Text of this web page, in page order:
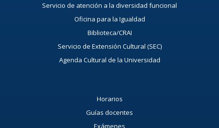
Servicio de atención a la diversidad funcional
Oficina para la Igualdad
Biblioteca/CRAI
Servicio de Extensión Cultural (SEC)
Agenda Cultural de la Universidad
Horarios
Guías docentes
Exámenes